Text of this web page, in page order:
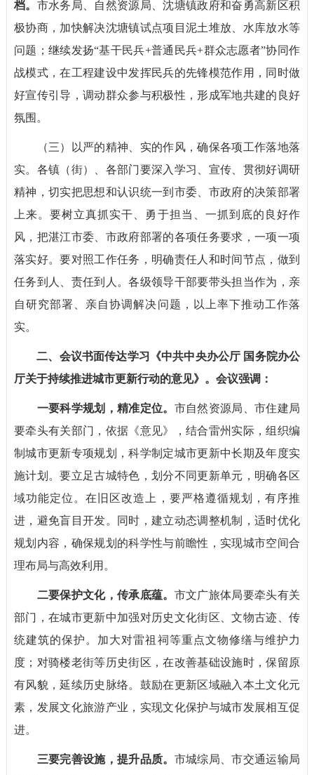
档。 市水务局、自然资源局、沈塘镇政府和奋勇高新区积
极协商，加快解决沈塘镇试点项目泥土堆放、水库放水等
问题；继续发扬“基干民兵+普通民兵+群众志愿者”协同作
战模式，在工程建设中发挥民兵的先锋模范作用，同时做
好宣传引导，调动群众参与积极性，形成军地共建的良好
氛围。
（三）以严的精神、实的作风，确保各项工作落地落
实。各镇（街）、各部门要深入学习、宣传、贯彻好调研
精神，切实把思想和认识统一到市委、市政府的决策部署
上来。要树立真抓实干、勇于担当、一抓到底的良好作
风，把湛江市委、市政府部署的各项任务要求，一项一项
落实好。要对照工作任务，明确责任人和时间节点，做到
任务到人、责任到人。各级领导干部要带头担当作为，亲
自研究部署、亲自协调解决问题，以上率下推动工作落
实。
二、会议书面传达学习《中共中央办公厅 国务院办公
厅关于持续推进城市更新行动的意见》。会议强调：
一要科学规划，精准定位。 市自然资源局、市住建局
要牵头有关部门，依据《意见》，结合雷州实际，组织编
制城市更新专项规划，科学制定城市更新中长期及年度实
施计划。要立足古城特色，划分不同更新单元，明确各区
域功能定位。在旧区改造上，要严格遵循规划，有序推
进，避免盲目开发。同时，建立动态调整机制，适时优化
规划内容，确保规划的科学性与前瞻性，实现城市空间合
理布局与高效利用。
二要保护文化，传承底蕴。 市文广旅体局要牵头有关
部门，在城市更新中加强对历史文化街区、文物古迹、传
统建筑的保护。加大对雷祖祠等重点文物修缮与维护力
度；对骑楼老街等历史街区，在改善基础设施时，保留原
有风貌，延续历史脉络。鼓励在更新区域融入本土文化元
素，发展文化旅游产业，实现文化保护与城市发展相互促
进。
三要完善设施，提升品质。 市城综局、市交通运输局